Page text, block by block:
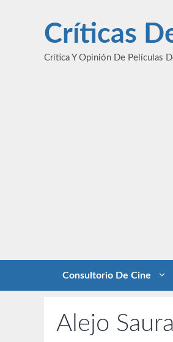
contenidoCríticas
Crítica Y Opinión De Películas
Consultorio De Cine
Alejo